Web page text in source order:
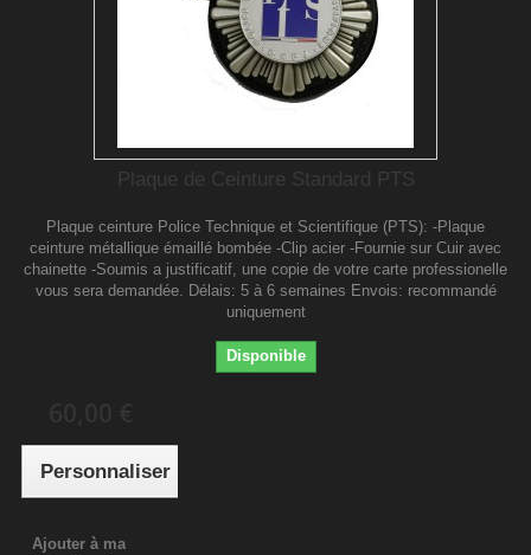
Plaque de Ceinture Standard PTS
Plaque ceinture Police Technique et Scientifique (PTS): -Plaque
ceinture métallique émaillé bombée -Clip acier -Fournie sur Cuir avec
chainette -Soumis a justificatif, une copie de votre carte professionelle
vous sera demandée. Délais: 5 à 6 semaines Envois: recommandé
uniquement
Disponible
Personnaliser
Ajouter à ma